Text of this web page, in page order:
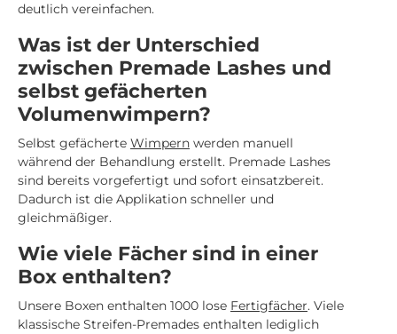
deutlich vereinfachen.
Was ist der Unterschied
zwischen Premade Lashes und
selbst gefächerten
Volumenwimpern?
Selbst gefächerte Wimpern werden manuell
während der Behandlung erstellt. Premade Lashes
sind bereits vorgefertigt und sofort einsatzbereit.
Dadurch ist die Applikation schneller und
gleichmäßiger.
Wie viele Fächer sind in einer
Box enthalten?
Unsere Boxen enthalten 1000 lose Fertigfächer. Viele
klassische Streifen-Premades enthalten lediglich